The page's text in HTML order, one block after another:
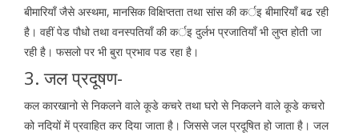
बीमारियाँ जैसे अस्थमा, मानसिक विक्षिप्तता तथा सांस की कर्इ बीमारियाँ बढ रही
है। वहीं पेड पौधो तथा वनस्पतियाँ की कर्इ दुर्लभ प्रजातियाँ भी लुप्त होती जा
रही है। फसलो पर भी बुरा प्रभाव पड रहा है।
3. जल प्रदूषण-
कल कारखानो से निकलने वाले कूडे कचरे तथा घरो से निकलने वाले कूडे कचरो
को नदियों में प्रवाहित कर दिया जाता है। जिससे जल प्रदूषित हो जाता है। जल